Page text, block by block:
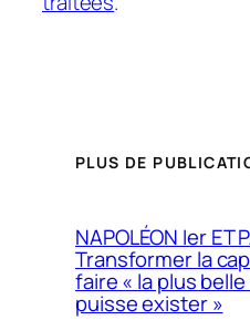
PLUS DE
NAPOLÉON Ier ET
Transformer la
faire « la plus belle
puisse exister »